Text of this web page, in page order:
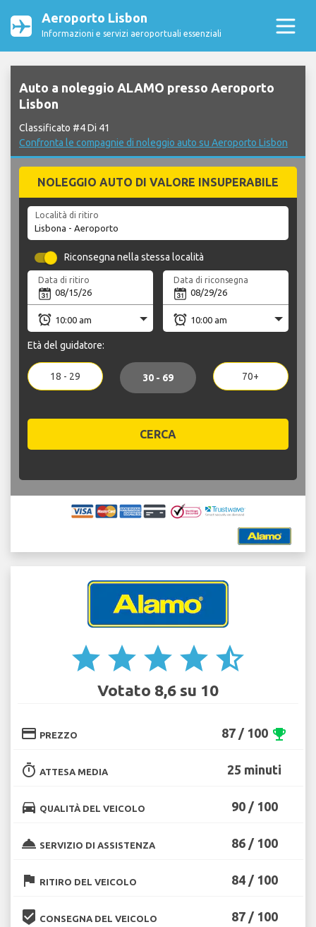
Aeroporto Lisbon
Informazioni e servizi aeroportuali essenziali
Auto a noleggio ALAMO presso Aeroporto
Lisbon
Classificato #4 Di 41
Confronta le compagnie di noleggio auto su Aeroporto Lisbon
NOLEGGIO AUTO DI VALORE INSUPERABILE
Località di ritiro
Riconsegna nella stessa località
Data di ritiro Data di riconsegna
Età del guidatore:
18 - 29 30 - 69 70+
CERCA
star star star star star_half
Votato 8,6 su 10
credit_card PREZZO 87 / 100 emoji_events
timer ATTESA MEDIA 25 minuti
directions_car QUALITÀ DEL VEICOLO 90 / 100
room_service SERVIZIO DI ASSISTENZA 86 / 100
flag RITIRO DEL VEICOLO 84 / 100
beenhere CONSEGNA DEL VEICOLO 87 / 100